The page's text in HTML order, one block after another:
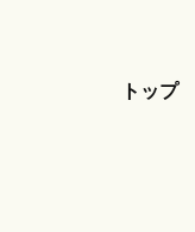
トップ